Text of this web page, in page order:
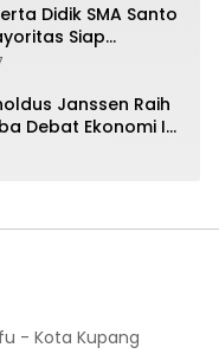
Didik SMA Santo
Siap
Janssen Raih
Debat Ekonomi IV,
Viantri Azi
- Kota Kupang